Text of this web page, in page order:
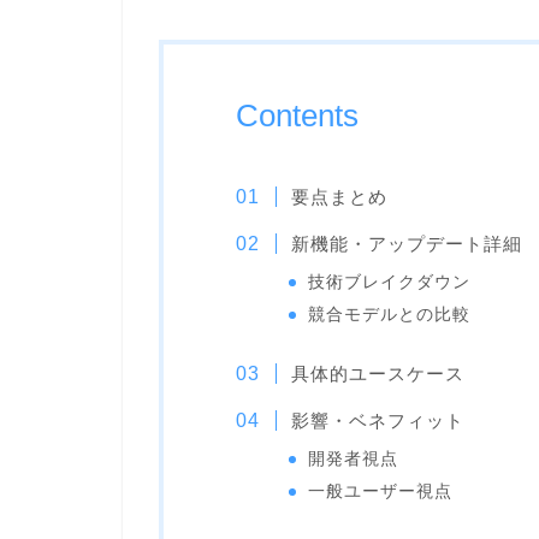
Contents
要点まとめ
新機能・アップデート詳細
技術ブレイクダウン
競合モデルとの比較
具体的ユースケース
影響・ベネフィット
開発者視点
一般ユーザー視点